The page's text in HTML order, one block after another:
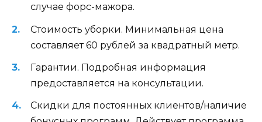
случае форс-мажора.
Стоимость уборки. Минимальная цена
составляет 60 рублей за квадратный метр.
Гарантии. Подробная информация
предоставляется на консультации.
Скидки для постоянных клиентов/наличие